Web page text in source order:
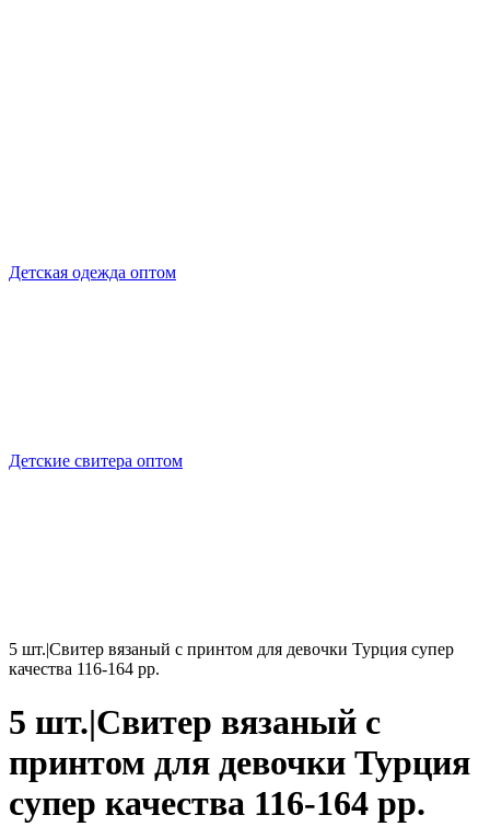
Детская одежда оптом
Детские свитера оптом
5 шт.|Свитер вязаный с принтом для девочки Турция супер
качества 116-164 рр.
5 шт.|Свитер вязаный с
принтом для девочки Турция
супер качества 116-164 рр.